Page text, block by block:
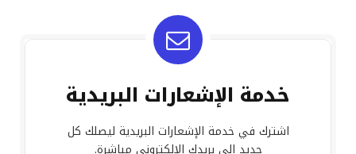
خدمة الإشعارات البريدية
اشترك في خدمة الإشعارات البريدية ليصلك كل
جديد الى بريدك الإلكتروني مباشرة.